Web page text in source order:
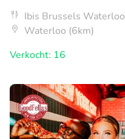
Ibis Brussels Waterloo
Waterloo (6km)
Verkocht: 16